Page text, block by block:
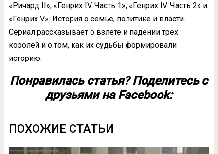
«Ричард II», «Генрих IV. Часть 1», «Генрих IV. Часть 2» и
«Генрих V». История о семье, политике и власти.
Сериал рассказывает о взлете и падении трех
королей и о том, как их судьбы формировали
историю.
Понравилась статья? Поделитесь с
друзьями на Facebook:
ПОХОЖИЕ СТАТЬИ